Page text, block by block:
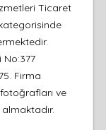
Ticaret
Firma
ve